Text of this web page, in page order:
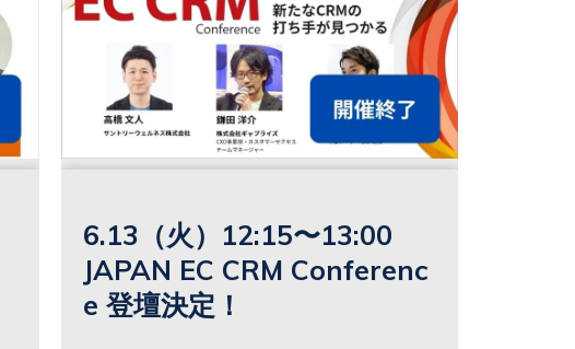
6.13（火）12:15〜13:00
JAPAN EC CRM Conferenc
e 登壇決定！